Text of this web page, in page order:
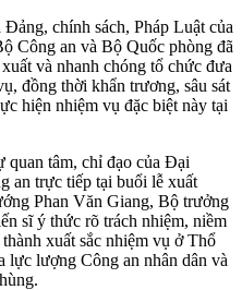
chính sách, Pháp Luật của
Công an và Bộ Quốc phòng đã
và nhanh chóng tổ chức đưa
đồng thời khẩn trương, sâu sát
hiện nhiệm vụ đặc biệt này tại
quan tâm, chỉ đạo của Đại
an trực tiếp tại buổi lễ xuất
Phan Văn Giang, Bộ trưởng
sĩ ý thức rõ trách nhiệm, niềm
xuất sắc nhiệm vụ ở Thổ
lực lượng Công an nhân dân và